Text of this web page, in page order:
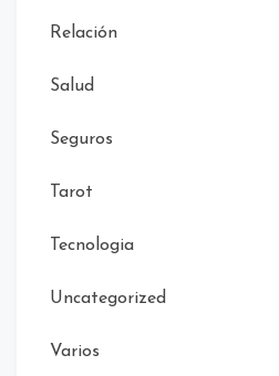
Relación
Salud
Seguros
Tarot
Tecnologia
Uncategorized
Varios